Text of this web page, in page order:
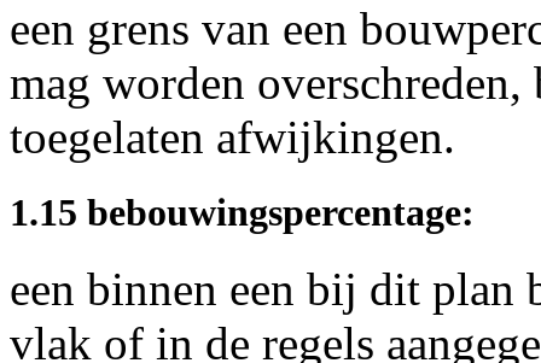
een grens van een
mag worden overschreden,
toegelaten afwijkingen.
1.15 bebouwingspercentage:
een binnen een bij dit plan
vlak of in de regels